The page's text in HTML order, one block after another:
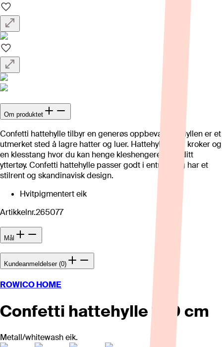
Om produktet
Confetti hattehylle tilbyr en generøs oppbevaring. Hyllen er et
utmerket sted å lagre hatter og luer. Hattehyllen har kroker og
en klesstang hvor du kan henge kleshengere med ditt
yttertøy. Confetti hattehylle passer godt i entreen og har et
stilrent og skandinavisk design.
Hvitpigmentert eik
Artikkelnr.265077
Mål
Kundeanmeldelser (0)
ROWICO HOME
Confetti hattehylle 100 cm
Metall/whitewash eik.